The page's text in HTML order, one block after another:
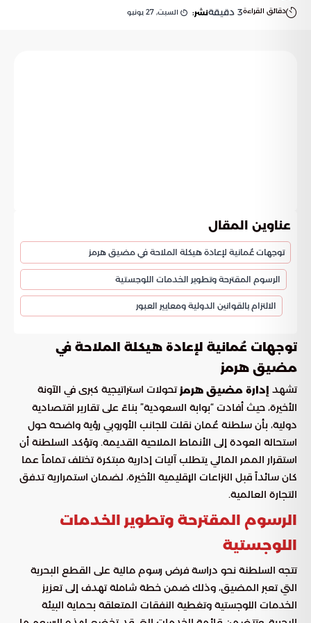
دقائق القراءة3 دقيقةنشر: السبت, 27 يونيو
عناوين المقال
توجهات عُمانية لإعادة هيكلة الملاحة في مضيق هرمز
الرسوم المقترحة وتطوير الخدمات اللوجستية
الالتزام بالقوانين الدولية ومعايير العبور
توجهات عُمانية لإعادة هيكلة الملاحة في
مضيق هرمز
تشهد إدارة مضيق هرمز تحولات استراتيجية كبرى في الآونة
الأخيرة، حيث أفادت “بوابة السعودية” بناءً على تقارير اقتصادية
دولية، بأن سلطنة عُمان نقلت للجانب الأوروبي رؤية واضحة حول
استحالة العودة إلى الأنماط الملاحية القديمة. وتؤكد السلطنة أن
استقرار الممر المائي يتطلب آليات إدارية مبتكرة تختلف تماماً عما
كان سائداً قبل النزاعات الإقليمية الأخيرة، لضمان استمرارية تدفق
التجارة العالمية.
الرسوم المقترحة وتطوير الخدمات
اللوجستية
تتجه السلطنة نحو دراسة فرض رسوم مالية على القطع البحرية
التي تعبر المضيق، وذلك ضمن خطة شاملة تهدف إلى تعزيز
الخدمات اللوجستية وتغطية النفقات المتعلقة بحماية البيئة